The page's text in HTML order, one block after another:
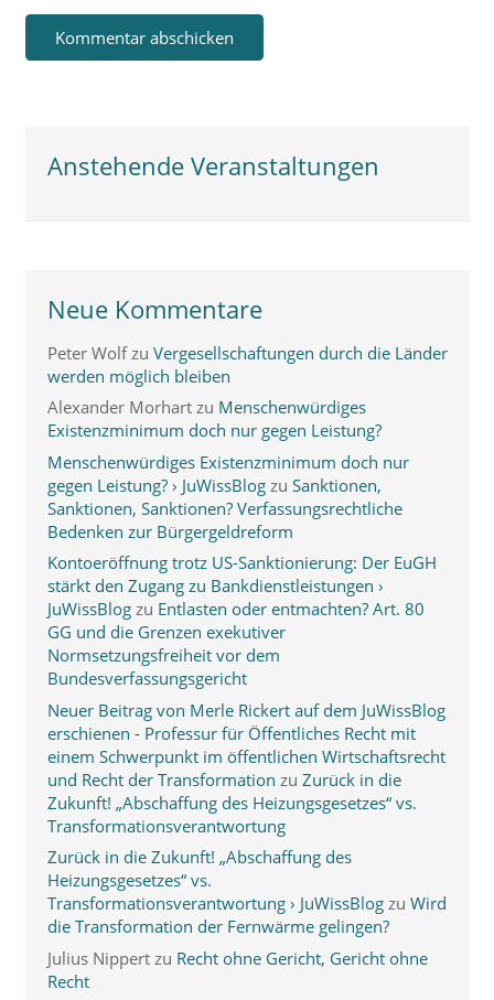
Kommentar abschicken
Anstehende Veranstaltungen
Neue Kommentare
Peter Wolfzu Vergesellschaftungen durch die Länder
werden möglich bleiben
Alexander Morhartzu Menschenwürdiges
Existenzminimum doch nur gegen Leistung?
Menschenwürdiges Existenzminimum doch nur
gegen Leistung? › JuWissBlogzu Sanktionen,
Sanktionen, Sanktionen? Verfassungsrechtliche
Bedenken zur Bürgergeldreform
Kontoeröffnung trotz US-Sanktionierung: Der EuGH
stärkt den Zugang zu Bankdienstleistungen ›
JuWissBlogzu Entlasten oder entmachten? Art. 80
GG und die Grenzen exekutiver
Normsetzungsfreiheit vor dem
Bundesverfassungsgericht
Neuer Beitrag von Merle Rickert auf dem JuWissBlog
erschienen - Professur für Öffentliches Recht mit
einem Schwerpunkt im öffentlichen Wirtschaftsrecht
und Recht der Transformation zu Zurück in die
Zukunft! „Abschaffung des Heizungsgesetzes“ vs.
Transformationsverantwortung
Zurück in die Zukunft! „Abschaffung des
Heizungsgesetzes“ vs.
Transformationsverantwortung › JuWissBlogzu Wird
die Transformation der Fernwärme gelingen?
Julius Nippertzu Recht ohne Gericht, Gericht ohne
Recht